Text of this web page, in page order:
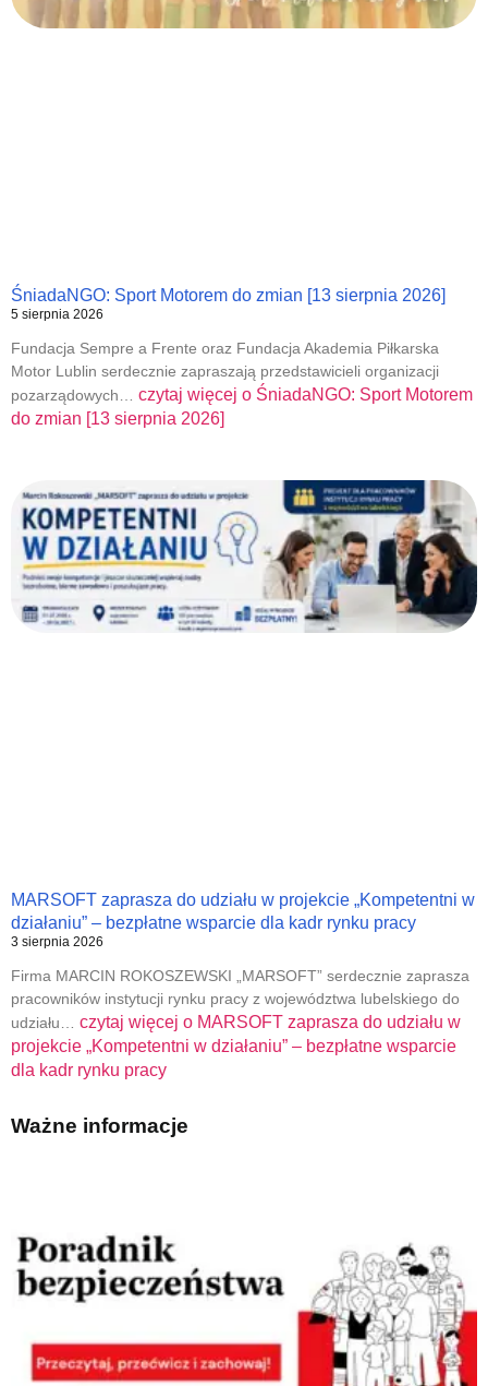
ŚniadaNGO: Sport Motorem do zmian [13 sierpnia 2026]
5 sierpnia 2026
Fundacja Sempre a Frente oraz Fundacja Akademia Piłkarska
Motor Lublin serdecznie zapraszają przedstawicieli organizacji
pozarządowych… czytaj więcej o ŚniadaNGO: Sport Motorem
do zmian [13 sierpnia 2026]
MARSOFT zaprasza do udziału w projekcie „Kompetentni w
działaniu” – bezpłatne wsparcie dla kadr rynku pracy
3 sierpnia 2026
Firma MARCIN ROKOSZEWSKI „MARSOFT” serdecznie zaprasza
pracowników instytucji rynku pracy z województwa lubelskiego do
udziału… czytaj więcej o MARSOFT zaprasza do udziału w
projekcie „Kompetentni w działaniu” – bezpłatne wsparcie
dla kadr rynku pracy
Ważne informacje